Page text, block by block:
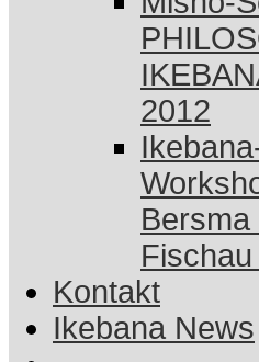
2012
Kontakt
Ikebana News